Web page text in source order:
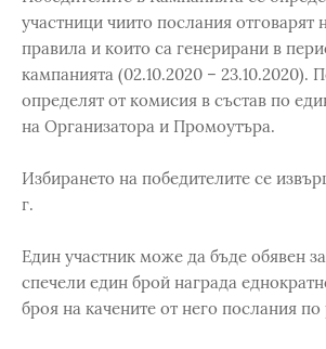
участници чиито послания отговарят
правила и които са генерирани в
кампанията (02.10.2020 – 23.10.2020).
определят от комисия в състав по
на Организатора и Промоутъра.
Избирането на победителите се
г.
Един участник може да бъде обявен
спечели един брой награда
броя на качените от него послания по